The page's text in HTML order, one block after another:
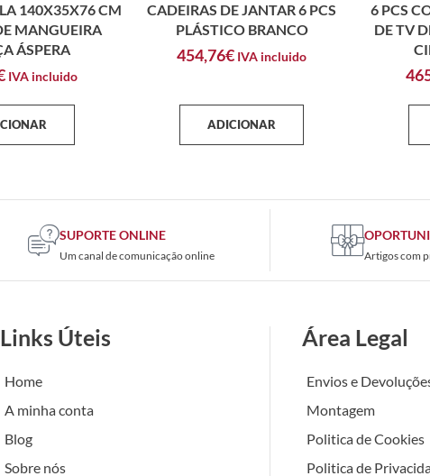
140X35X76 CM
MANGUEIRA
ÁSPERA
IVA incluido
CADEIRAS DE JANTAR 6 PCS
PLÁSTICO BRANCO
454,76€ IVA incluido
ADICIONAR
6 PCS
DE TV
SUPORTE ONLINE
Um canal de comunicação online Artigos com
Links Úteis
Home
A minha conta
Blog
Sobre nós
Área Legal
Envios e
Montagem
Politica de Cookies
Politica de